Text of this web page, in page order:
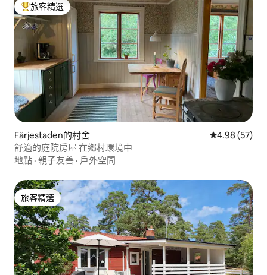
旅客精選榜首
旅客精選
Färjestaden的村舍 從 57 則評價
4.98 (57)
舒適的庭院房屋 在鄉村環境中
地點 · 親子友善 · 戶外空間
旅客精選
旅客精選